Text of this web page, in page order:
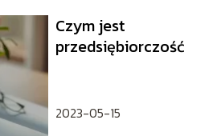
Czym jest
przedsiębiorczość
2023-05-15